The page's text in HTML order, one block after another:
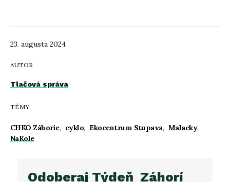
23. augusta 2024
AUTOR
Tlačová správa
TÉMY
CHKO Záhorie, cyklo, Ekocentrum Stupava, Malacky,
NaKole
Odoberaj Týdeň_Záhorí